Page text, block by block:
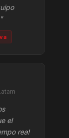
el
real